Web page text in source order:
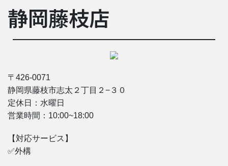
静岡藤枝店
〒426-0071
静岡県藤枝市志太２丁目２−３０
定休日：水曜日
営業時間：10:00~18:00
【対応サービス】
✅外構